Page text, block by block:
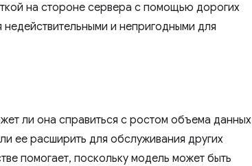
на стороне сервера с помощью дорогих
и непригодными для
ли она справиться с ростом объема данных
ее расширить для обслуживания других
помогает, поскольку модель может быть